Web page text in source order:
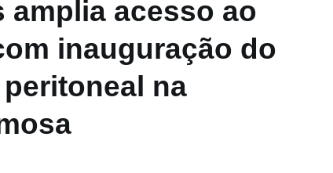
amplia acesso ao
inauguração do
na